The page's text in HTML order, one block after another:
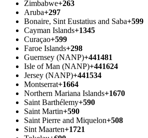
Zimbabwe+263
Aruba+297
Bonaire, Sint Eustatius and Saba+599
Cayman Islands+1345
Curaçao+599
Faroe Islands+298
Guernsey (NANP)+441481
Isle of Man (NANP)+441624
Jersey (NANP)+441534
Montserrat+1664
Northern Mariana Islands+1670
Saint Barthélemy+590
Saint Martin+590
Saint Pierre and Miquelon+508
Sint Maarten+1721